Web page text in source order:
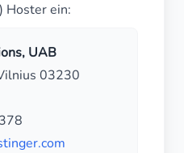
Hoster ein:
UAB
03230